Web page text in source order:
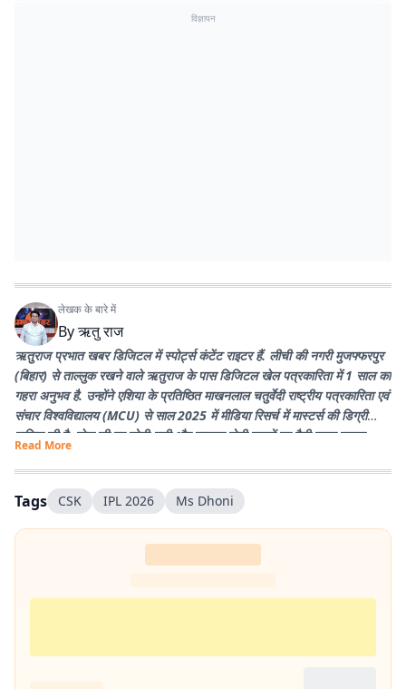
विज्ञापन
लेखक के बारे में
Byऋतु राज
ऋतुराज प्रभात खबर डिजिटल में स्पोर्ट्स कंटेंट राइटर हैं. लीची की नगरी मुजफ्फरपुर
(बिहार) से ताल्लुक रखने वाले ऋतुराज के पास डिजिटल खेल पत्रकारिता में 1 साल का
गहरा अनुभव है. उन्होंने एशिया के प्रतिष्ठित माखनलाल चतुर्वेदी राष्ट्रीय पत्रकारिता एवं
संचार विश्वविद्यालय (MCU) से साल 2025 में मीडिया रिसर्च में मास्टर्स की डिग्री
हासिल की है. खेल की हर छोटी-बड़ी और वायरल होती खबरों पर पैनी नजर रखना
उनकी खासियत है. उनका मुख्य लक्ष्य प्रभात खबर के पाठकों तक खेल जगत की हर
सटीक और विश्लेषण से भरी खबर सबसे पहले पहुंचाना है. पढ़ने और क्रिकेट खेलने के
शौकीन ऋतुराज खेल को सिर्फ कवर नहीं करते, बल्कि उसकी बारीकियों को जीते हैं.
Read More
Tags CSK IPL 2026 Ms Dhoni